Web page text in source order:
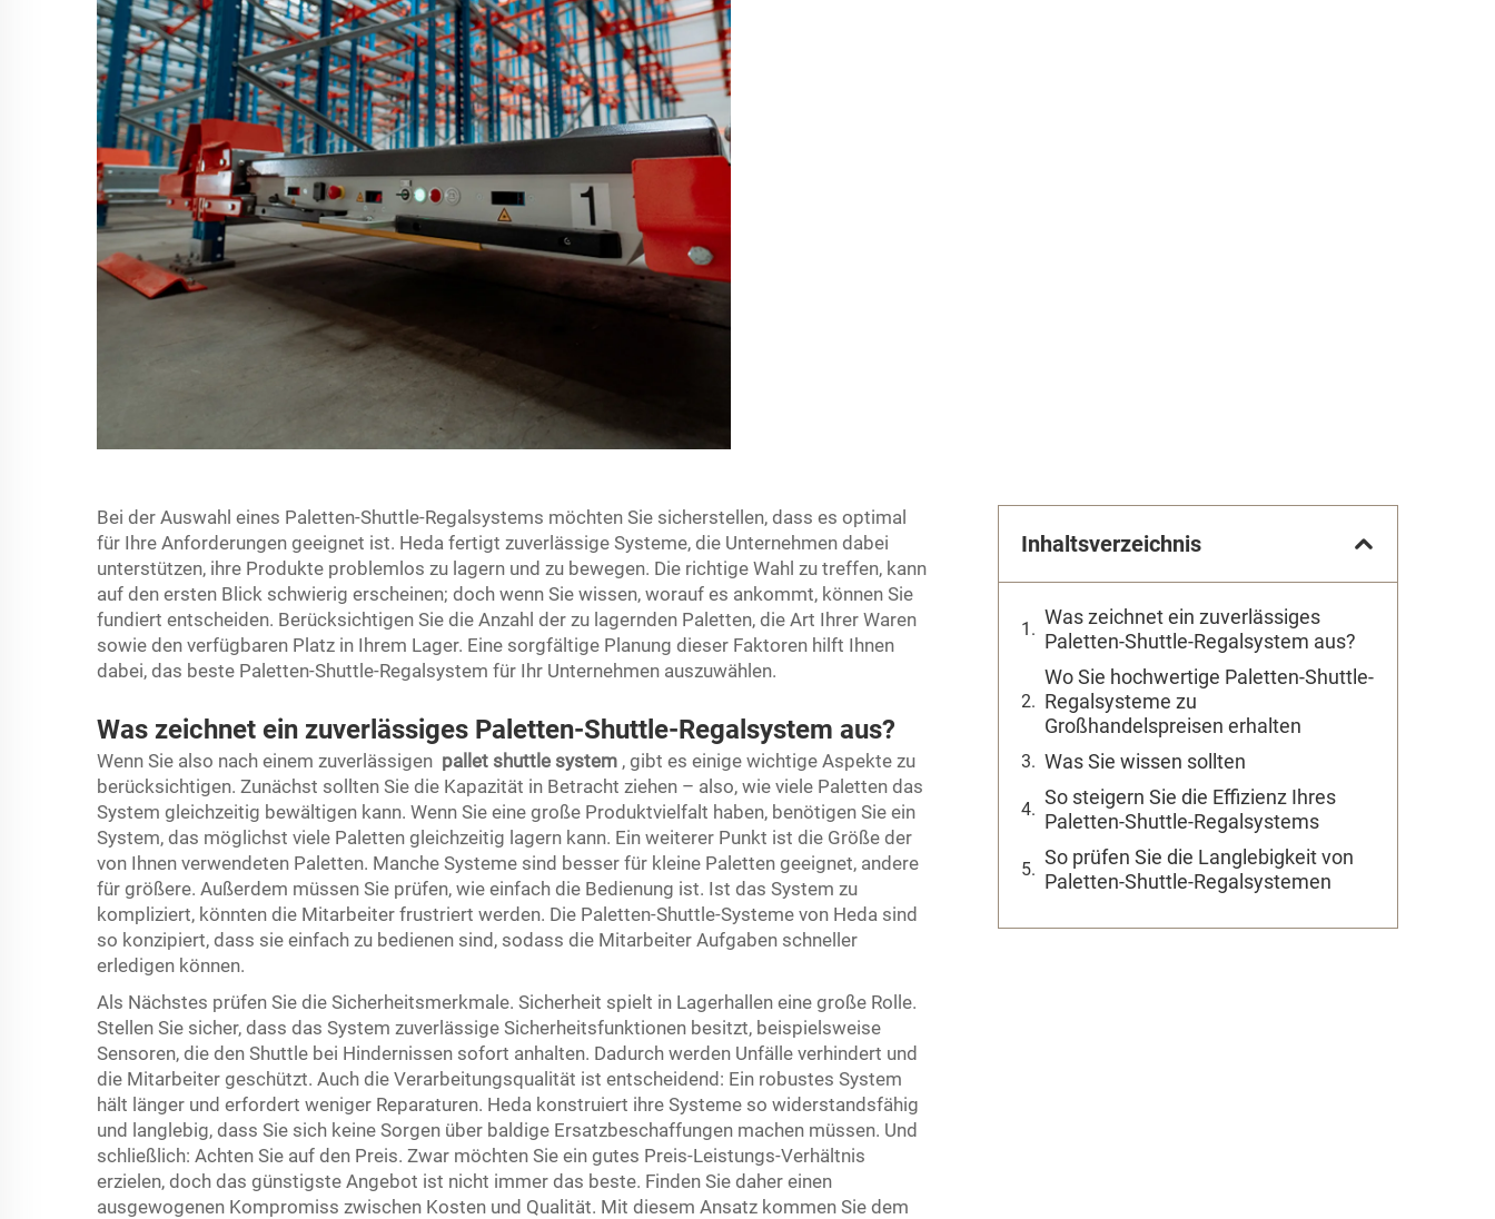
Bei der Auswahl eines Paletten-Shuttle-Regalsystems möchten Sie sicherstellen, dass es optimal
für Ihre Anforderungen geeignet ist. Heda fertigt zuverlässige Systeme, die Unternehmen dabei
unterstützen, ihre Produkte problemlos zu lagern und zu bewegen. Die richtige Wahl zu treffen, kann
auf den ersten Blick schwierig erscheinen; doch wenn Sie wissen, worauf es ankommt, können Sie
fundiert entscheiden. Berücksichtigen Sie die Anzahl der zu lagernden Paletten, die Art Ihrer Waren
sowie den verfügbaren Platz in Ihrem Lager. Eine sorgfältige Planung dieser Faktoren hilft Ihnen
dabei, das beste Paletten-Shuttle-Regalsystem für Ihr Unternehmen auszuwählen.
Was zeichnet ein zuverlässiges Paletten-Shuttle-Regalsystem aus?
Wenn Sie also nach einem zuverlässigen pallet shuttle system , gibt es einige wichtige Aspekte zu
berücksichtigen. Zunächst sollten Sie die Kapazität in Betracht ziehen – also, wie viele Paletten das
System gleichzeitig bewältigen kann. Wenn Sie eine große Produktvielfalt haben, benötigen Sie ein
System, das möglichst viele Paletten gleichzeitig lagern kann. Ein weiterer Punkt ist die Größe der
von Ihnen verwendeten Paletten. Manche Systeme sind besser für kleine Paletten geeignet, andere
für größere. Außerdem müssen Sie prüfen, wie einfach die Bedienung ist. Ist das System zu
kompliziert, könnten die Mitarbeiter frustriert werden. Die Paletten-Shuttle-Systeme von Heda sind
so konzipiert, dass sie einfach zu bedienen sind, sodass die Mitarbeiter Aufgaben schneller
erledigen können.
Als Nächstes prüfen Sie die Sicherheitsmerkmale. Sicherheit spielt in Lagerhallen eine große Rolle.
Stellen Sie sicher, dass das System zuverlässige Sicherheitsfunktionen besitzt, beispielsweise
Sensoren, die den Shuttle bei Hindernissen sofort anhalten. Dadurch werden Unfälle verhindert und
die Mitarbeiter geschützt. Auch die Verarbeitungsqualität ist entscheidend: Ein robustes System
hält länger und erfordert weniger Reparaturen. Heda konstruiert ihre Systeme so widerstandsfähig
und langlebig, dass Sie sich keine Sorgen über baldige Ersatzbeschaffungen machen müssen. Und
schließlich: Achten Sie auf den Preis. Zwar möchten Sie ein gutes Preis-Leistungs-Verhältnis
erzielen, doch das günstigste Angebot ist nicht immer das beste. Finden Sie daher einen
ausgewogenen Kompromiss zwischen Kosten und Qualität. Mit diesem Ansatz kommen Sie dem
Inhaltsverzeichnis
Was zeichnet ein zuverlässiges
Paletten-Shuttle-Regalsystem aus?
Wo Sie hochwertige Paletten-Shuttle-
Regalsysteme zu
Großhandelspreisen erhalten
Was Sie wissen sollten
So steigern Sie die Effizienz Ihres
Paletten-Shuttle-Regalsystems
So prüfen Sie die Langlebigkeit von
Paletten-Shuttle-Regalsystemen